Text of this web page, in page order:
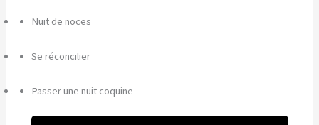
Nuit de noces
Se réconcilier
Passer une nuit coquine